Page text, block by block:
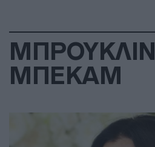
ΜΠΡΟΥΚΛΙΝ
ΜΠΕΚΑΜ